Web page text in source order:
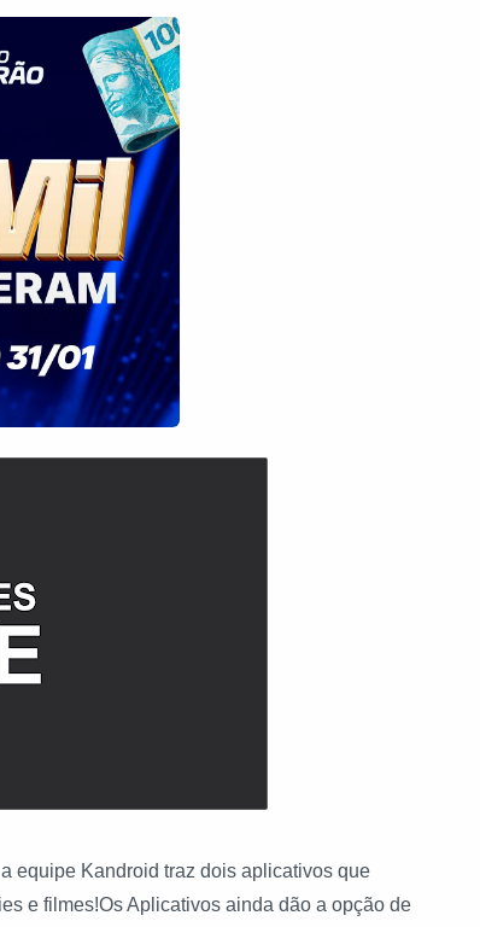
equipe Kandroid traz dois aplicativos que
e filmes!Os Aplicativos ainda dão a opção de